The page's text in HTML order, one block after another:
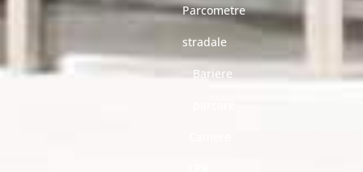
Parcometre
stradale
Bariere